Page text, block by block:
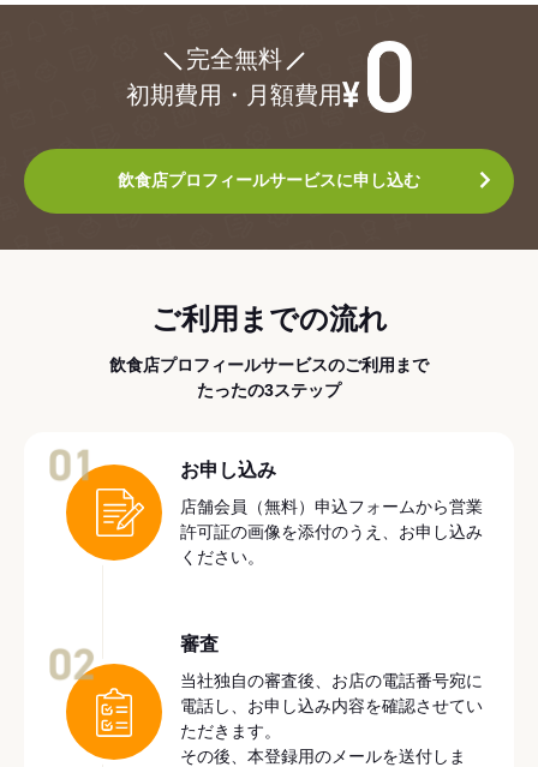
完全無料
初期費用・月額費用
飲食店プロフィールサービスに申し込む
ご利用までの流れ
飲食店プロフィールサービスのご利用まで
たったの3ステップ
お申し込み
店舗会員（無料）申込フォームから営業
許可証の画像を添付のうえ、お申し込み
ください。
審査
当社独自の審査後、お店の電話番号宛に
電話し、お申し込み内容を確認させてい
ただきます。
その後、本登録用のメールを送付しま